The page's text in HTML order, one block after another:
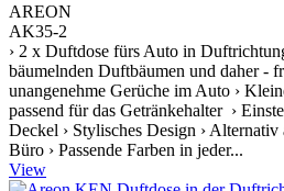
AREON
AK35-2
› 2 x Duftdose fürs Auto in
bäumelnden Duftbäumen und daher -
unangenehme Gerüche im Auto ›
passend für das Getränkehalter ›
Deckel › Stylisches Design ›
Büro › Passende Farben in jeder...
View